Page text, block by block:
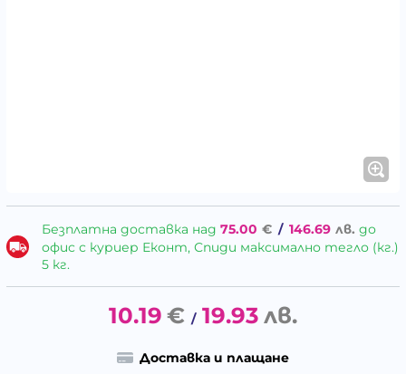
Безплатна доставка над 75.00 € / 146.69 лв. до
офис с куриер Еконт, Спиди максимално тегло (кг.)
5 кг.
10.19 € / 19.93 лв.
Доставка и плащане